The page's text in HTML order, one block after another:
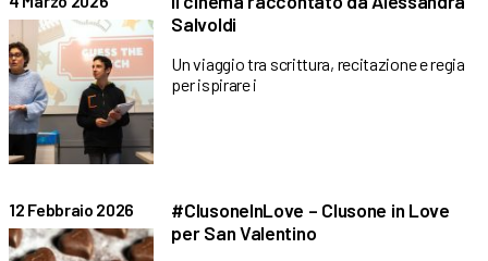
Salvoldi
Un viaggio tra scrittura, recitazione e regia
per ispirare i
12 Febbraio 2026
#ClusoneInLove – Clusone in Love
per San Valentino